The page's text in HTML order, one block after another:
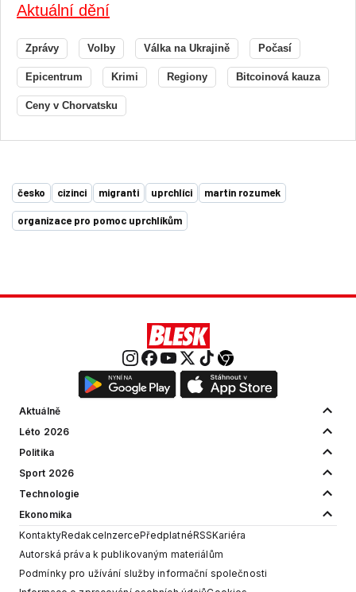
Aktuální dění
Zprávy Volby Válka na Ukrajině Počasí
Epicentrum Krimi Regiony Bitcoinová kauza
Ceny v Chorvatsku
česko cizinci migranti uprchlíci martin rozumek
organizace pro pomoc uprchlíkům
Aktuálně
Léto 2026
Politika
Sport 2026
Technologie
Ekonomika
KontaktyRedakceInzercePředplatnéRSSKariéra
Autorská práva k publikovaným materiálům
Podmínky pro užívání služby informační společnosti